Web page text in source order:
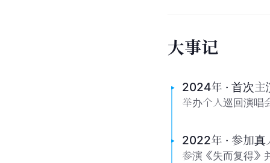
大事记
2024年 · 首次主
举办个人巡回演唱
2022年 · 参加真
参演《失而复得》